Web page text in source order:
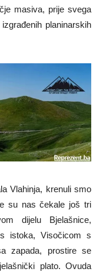
masiva, prije svega
planinarskih
Vlahinja, krenuli smo
su nas čekale još tri
dijelu Bjelašnice,
istoka, Visočicom s
zapada, prostire se
plato. Ovuda